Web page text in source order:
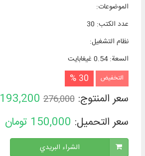
الموضوعات:
عدد الكتب:
30
نظام التشغیل:
السعة:0.54 غيغابايت
التخفيض 30 %
سعر المنتوج:276,000
193,200
سعر التحميل: 150,000 تومان
الشراء البريدي